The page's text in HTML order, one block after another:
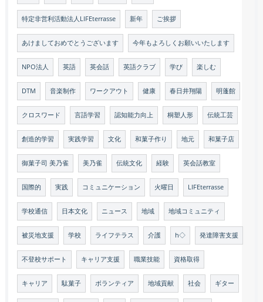
特定非営利活動法人LIFEterrasse 新年 ご挨拶
あけましておめでとうございます 今年もよろしくお願いいたします
NPO法人 英語 英会話 英語クラブ 学び 楽しむ
DTM 音楽制作 ワークアウト 健康 春日井翔陽 明蓬館
クロスワード 言語学習 認知能力向上 桐塑人形 伝統工芸
創造的学習 実践学習 文化 和菓子作り 地元 和菓子店
御菓子司 美乃雀 美乃雀 伝統文化 経験 英会話教室
国際的 実践 コミュニケーション 火曜日 LIFEterrasse
学校通信 日本文化 ニュース 地域 地域コミュニティ
被災地支援 学校 ライフテラス 介護 h◇ 発達障害支援
不登校サポート キャリア支援 職業技能 資格取得
キャリア 駄菓子 ボランティア 地域貢献 社会 ギター